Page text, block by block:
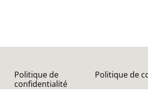
Politique de
confidentialité
Politique de